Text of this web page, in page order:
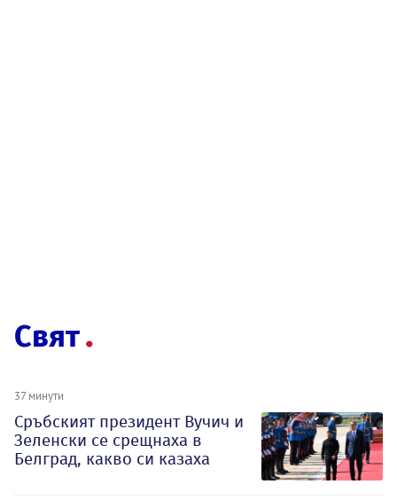
Свят
37 минути
Сръбският президент Вучич и
Зеленски се срещнаха в
Белград, какво си казаха